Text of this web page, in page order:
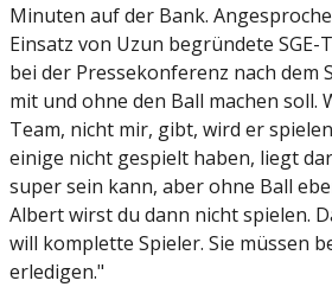
Minuten auf der Bank.
Einsatz von Uzun begründete
bei der Pressekonferenz nach dem
mit und ohne den Ball machen soll.
Team, nicht mir, gibt, wird er
einige nicht gespielt haben, liegt
super sein kann, aber ohne Ball
Albert wirst du dann nicht spielen.
will komplette Spieler. Sie müssen
erledigen."